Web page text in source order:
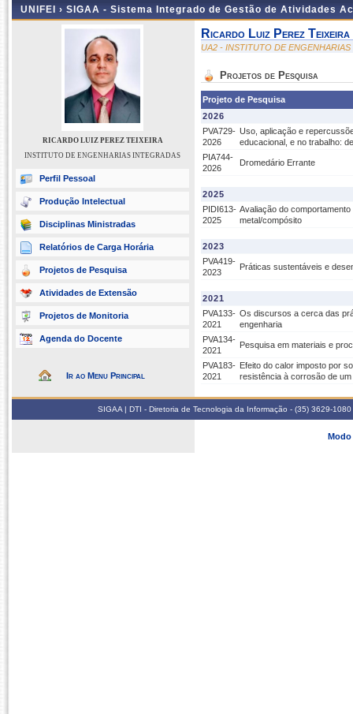
UNIFEI › SIGAA - Sistema Integrado de Gestão de Atividades
RICARDO LUIZ PEREZ TEIXEIRA
INSTITUTO DE ENGENHARIAS INTEGRADAS
Perfil Pessoal
Produção Intelectual
Disciplinas Ministradas
Relatórios de Carga Horária
Projetos de Pesquisa
Atividades de Extensão
Projetos de Monitoria
Agenda do Docente
Ir ao Menu Principal
Ricardo Luiz Perez Teixeira
UA2 - INSTITUTO DE
Projetos de Pesquisa
Projeto de Pesquisa
2026
PVA729-
2026
Uso, aplicação e
educacional, e no trabalho:
PIA744-
2026
Dromedário Errante
2025
PIDI613-
2025
Avaliação do
metal/compósito
2023
PVA419-
2023
Práticas sustentáveis e
2021
PVA133-
2021
Os discursos a cerca das
engenharia
PVA134-
2021
Pesquisa em materiais e
PVA183-
2021
Efeito do calor imposto por
resistência à corrosão de
SIGAA | DTI - Diretoria de Tecnologia da Informação - (35) 3629-
Modo